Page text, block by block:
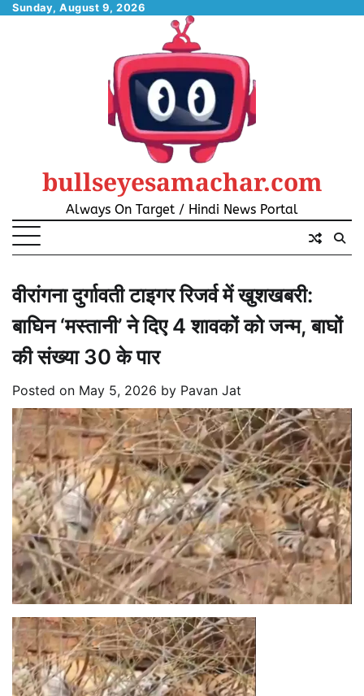
SkipSunday, August 9, 2026
bullseyesamachar.com
Always On Target / Hindi News Portal
वीरांगना दुर्गावती टाइगर रिजर्व में खुशखबरी:
बाघिन ‘मस्तानी’ ने दिए 4 शावकों को जन्म, बाघों
की संख्या 30 के पार
Posted on May 5, 2026 by Pavan Jat